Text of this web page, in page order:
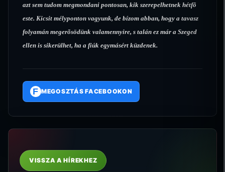
azt sem tudom megmondani pontosan, kik szerepelhetnek hétfõ
este. Kicsit mélyponton vagyunk, de bízom abban, hogy a tavasz
folyamán megerõsödünk valamennyire, s talán ez már a Szeged
ellen is sikerülhet, ha a fiúk egymásért küzdenek.
F MEGOSZTÁS FACEBOOKON
VISSZA A HÍREKHEZ